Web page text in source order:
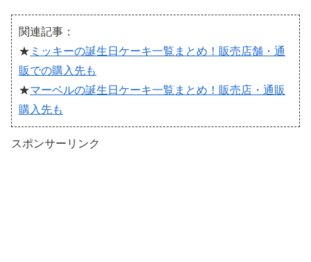
関連記事：
★ ミッキーの誕生日ケーキ一覧まとめ！販売店舗・通
販での購入先も
★マーベルの誕生日ケーキ一覧まとめ！販売店・通販
購入先も
スポンサーリンク